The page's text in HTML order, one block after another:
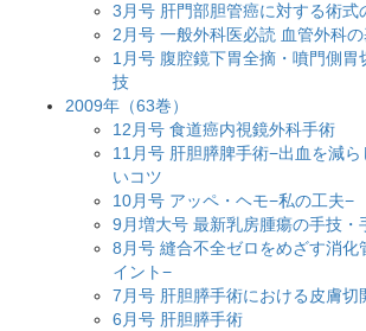
3月号 肝門部胆管癌に対する術式
2月号 一般外科医必読 血管外科
1月号 腹腔鏡下胃全摘・噴門側胃
技
2009年（63巻）
12月号 食道癌内視鏡外科手術
11月号 肝胆膵脾手術−出血を減
いコツ
10月号 アッペ・ヘモ−私の工夫−
9月増大号 最新乳房腫瘍の手技・
8月号 縫合不全ゼロをめざす消化
イント−
7月号 肝胆膵手術における皮膚切
6月号 肝胆膵手術